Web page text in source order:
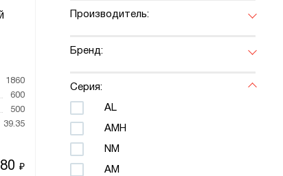
1860
600
500
39.35
₽
Производитель:
Бренд:
Серия:
AL
AMH
NM
АМ